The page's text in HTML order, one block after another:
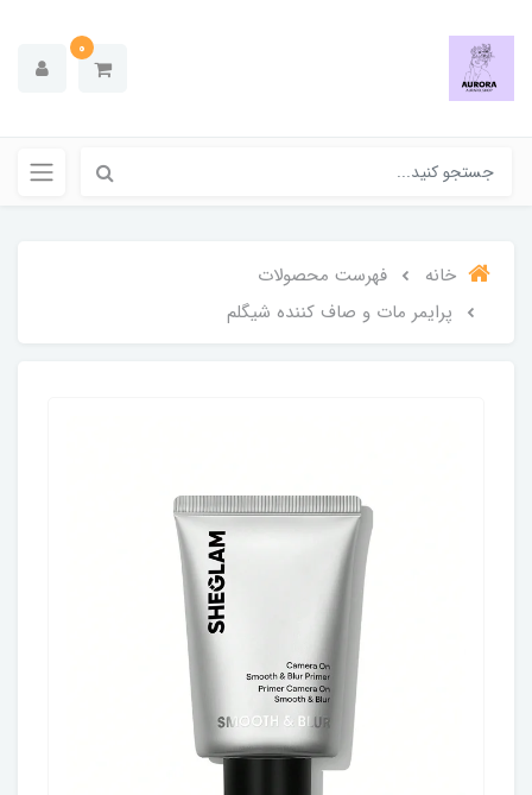
0
خانه
فهرست محصولات
پرایمر مات و صاف کننده شیگلم